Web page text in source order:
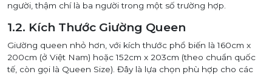
người, thậm chí là ba người trong một số trường hợp.
1.2. Kích Thước Giường Queen
Giường queen nhỏ hơn, với kích thước phổ biến là 160cm x
200cm (ở Việt Nam) hoặc 152cm x 203cm (theo chuẩn quốc
tế, còn gọi là Queen Size). Đây là lựa chọn phù hợp cho các